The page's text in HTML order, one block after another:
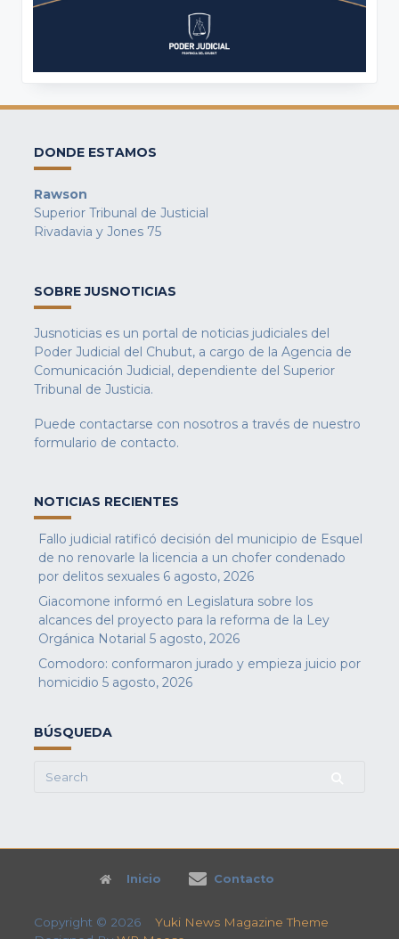
DONDE ESTAMOS
Rawson
Superior Tribunal de Justicial
Rivadavia y Jones 75
SOBRE JUSNOTICIAS
Jusnoticias es un portal de noticias judiciales del
Poder Judicial del Chubut, a cargo de la Agencia de
Comunicación Judicial, dependiente del Superior
Tribunal de Justicia.
Puede contactarse con nosotros a través de nuestro
formulario de contacto.
NOTICIAS RECIENTES
Fallo judicial ratificó decisión del municipio de Esquel
de no renovarle la licencia a un chofer condenado
por delitos sexuales 6 agosto, 2026
Giacomone informó en Legislatura sobre los
alcances del proyecto para la reforma de la Ley
Orgánica Notarial 5 agosto, 2026
Comodoro: conformaron jurado y empieza juicio por
homicidio 5 agosto, 2026
BÚSQUEDA
Search
Inicio Contacto
Copyright © 2026 Yuki News Magazine Theme